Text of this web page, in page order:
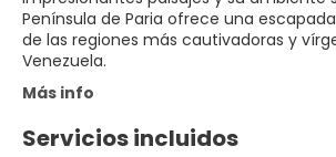
Península de Paria ofrece una
de las regiones más cautivadoras y
Venezuela.
Más info
Servicios incluidos